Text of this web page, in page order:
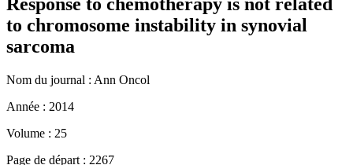
to chromosome instability in synovial
sarcoma
Nom du journal : Ann Oncol
Année : 2014
Volume : 25
Page de départ : 2267